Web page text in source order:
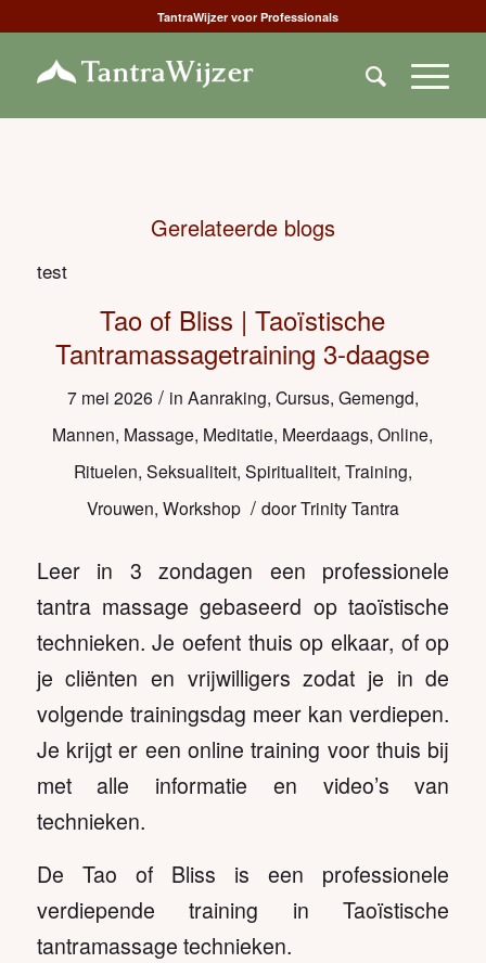
TantraWijzer voor Professionals
Gerelateerde blogs
test
Tao of Bliss | Taoïstische
Tantramassagetraining 3-daagse
7 mei 2026 / in Aanraking, Cursus, Gemengd,
Mannen, Massage, Meditatie, Meerdaags,Online,
Rituelen, Seksualiteit, Spiritualiteit, Training,
Vrouwen, Workshop / doorTrinity Tantra
Leer in 3 zondagen een professionele
tantra massage gebaseerd op taoïstische
technieken. Je oefent thuis op elkaar, of op
je cliënten en vrijwilligers zodat je in de
volgende trainingsdag meer kan verdiepen.
Je krijgt er een online training voor thuis bij
met alle informatie en video’s van
technieken.
De Tao of Bliss is een professionele
verdiepende training in Taoïstische
tantramassage technieken.